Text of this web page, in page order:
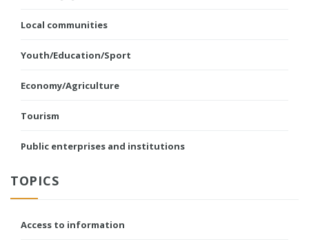
Local communities
Youth/Education/Sport
Economy/Agriculture
Tourism
Public enterprises and institutions
TOPICS
Access to information